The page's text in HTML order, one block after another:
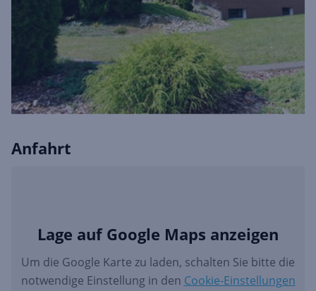
Anfahrt
Lage auf Google Maps anzeigen
Um die Google Karte zu laden, schalten Sie bitte die
notwendige Einstellung in den Cookie-Einstellungen